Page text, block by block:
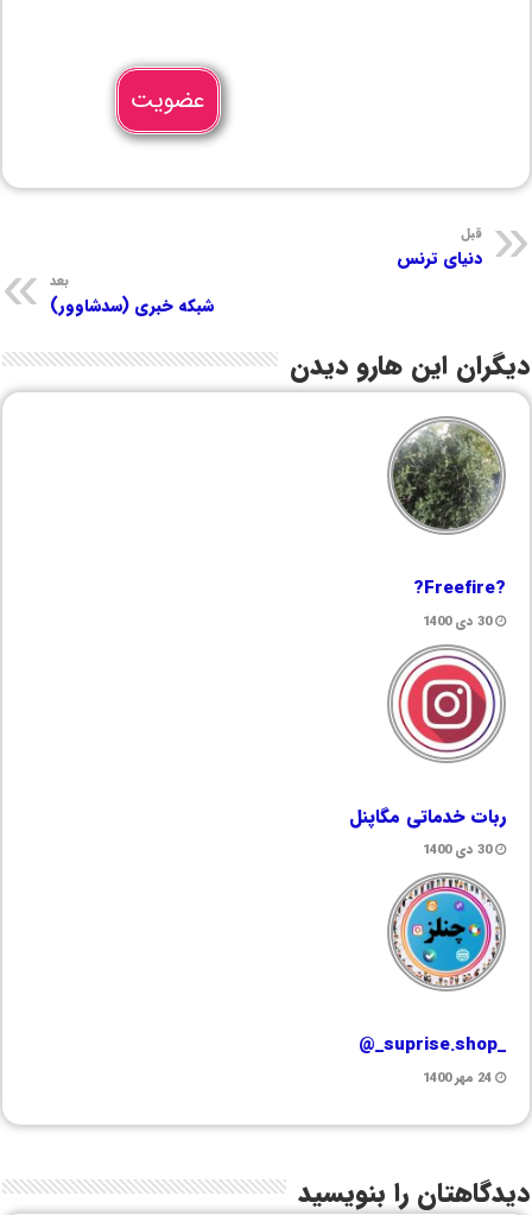
عضویت
قبل
دنیای ترنس
بعد
شبکه خبری (سدشاوور)
دیگران این هارو دیدن
?Freefire?
30 دی 1400
ربات خدماتی مگاپنل
30 دی 1400
_suprise.shop_@
24 مهر 1400
دیدگاهتان را بنویسید